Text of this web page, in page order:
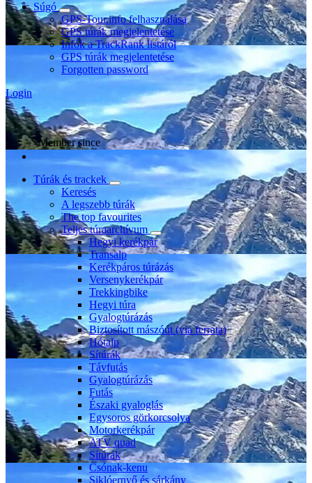
Súgó
GPS-Tour.info felhasználása
GPS túrák megjelentetése
Infók a TrackRank listáról
GPS túrák megjelentetése
Forgotten password
Login
Member since
Túrák és trackek
Keresés
A legszebb túrák
The top favourites
Teljes túraarchívum
Hegyi kerékpár
Transalp
Kerékpáros túrázás
Versenykerékpár
Trekkingbike
Hegyi túra
Gyalogtúrázás
Biztosított mászóút (via ferrata)
Hótalp
Sítúrák
Távfutás
Gyalogtúrázás
Futás
Északi gyaloglás
Egysoros görkorcsolya
Motorkerékpár
ATV quad
Sítúrák
Csónak-kenu
Siklóernyő és sárkány